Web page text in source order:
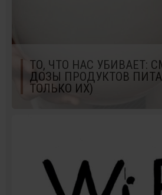
ТО, ЧТО НАС УБИВАЕТ:
ДОЗЫ ПРОДУКТОВ
ТОЛЬКО ИХ)